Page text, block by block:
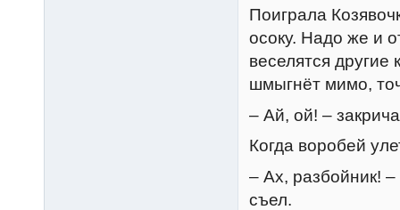
Поиграла
осоку. Надо же и
веселятся другие
шмыгнёт мимо,
– Ай, ой! –
Когда воробей
– Ах, разбойник!
съел.